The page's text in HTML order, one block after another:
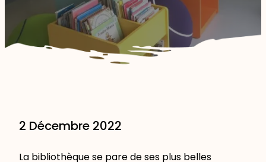
2 Décembre 2022
La bibliothèque se pare de ses plus belles